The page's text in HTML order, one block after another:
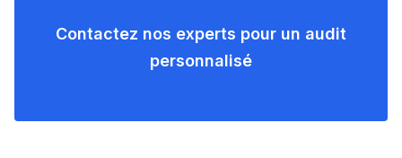
Contactez nos experts pour un audit
personnalisé